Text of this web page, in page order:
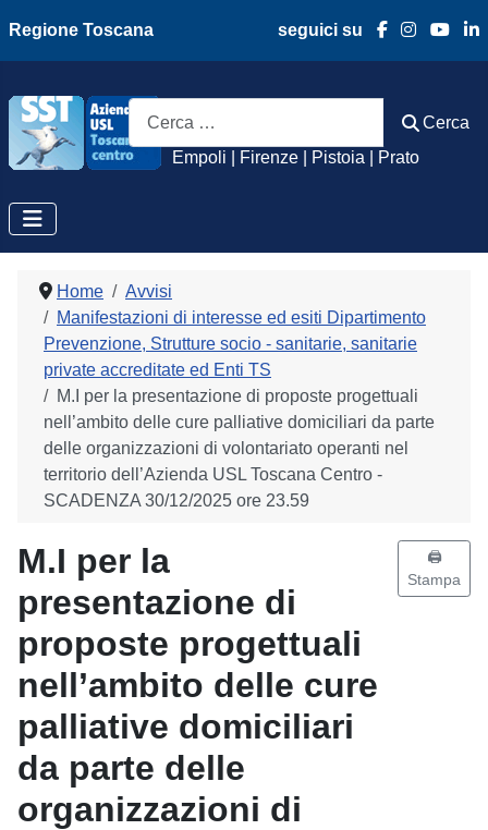
Regione Toscana seguici su
Azienda Usl
Empoli | Firenze | Pistoia | Prato
Cerca
Cerca
Home
Avvisi
Manifestazioni di interesse ed esiti Dipartimento
Prevenzione, Strutture socio - sanitarie, sanitarie
private accreditate ed Enti TS
M.I per la presentazione di proposte progettuali
nell’ambito delle cure palliative domiciliari da parte
delle organizzazioni di volontariato operanti nel
territorio dell’Azienda USL Toscana Centro -
SCADENZA 30/12/2025 ore 23.59
M.I per la
presentazione di
proposte progettuali
nell’ambito delle cure
palliative domiciliari
da parte delle
organizzazioni di
🖨️
Stampa